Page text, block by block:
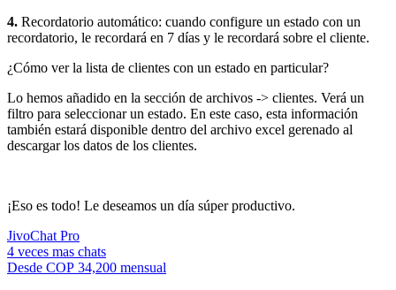
4. Recordatorio automático: cuando configure un estado con un
recordatorio, le recordará en 7 días y le recordará sobre el cliente.
¿Cómo ver la lista de clientes con un estado en particular?
Lo hemos añadido en la sección de archivos -> clientes. Verá un
filtro para seleccionar un estado. En este caso, esta información
también estará disponible dentro del archivo excel gerenado al
descargar los datos de los clientes.
¡Eso es todo! Le deseamos un día súper productivo.
JivoChat Pro
4 veces mas chats
Desde COP 34,200 mensual